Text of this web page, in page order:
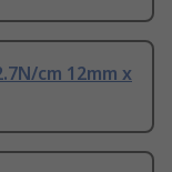
cm 12mm x